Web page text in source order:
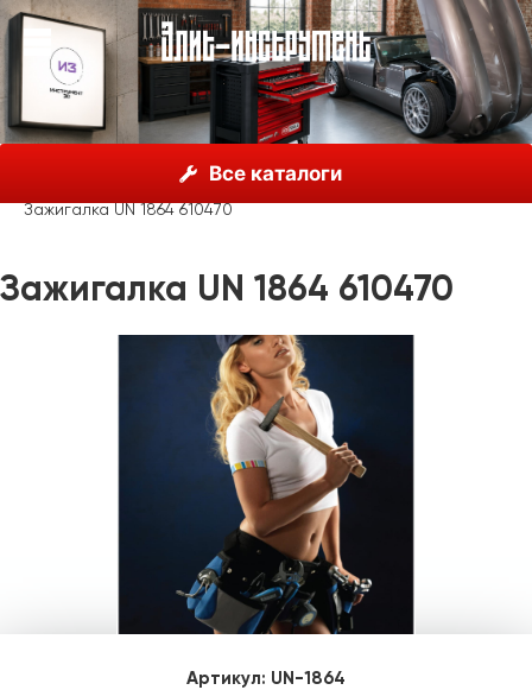
Все каталоги
Unior, Словения
Рекламные материалы
Сувенирная продукция
Зажигалка UN 1864 610470
Зажигалка UN 1864 610470
Артикул: UN-1864